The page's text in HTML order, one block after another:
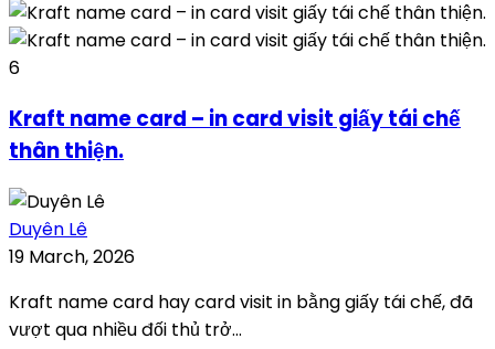
6
Kraft name card – in card visit giấy tái chế
thân thiện.
Duyên Lê
19 March, 2026
Kraft name card hay card visit in bằng giấy tái chế, đã
vượt qua nhiều đối thủ trở...